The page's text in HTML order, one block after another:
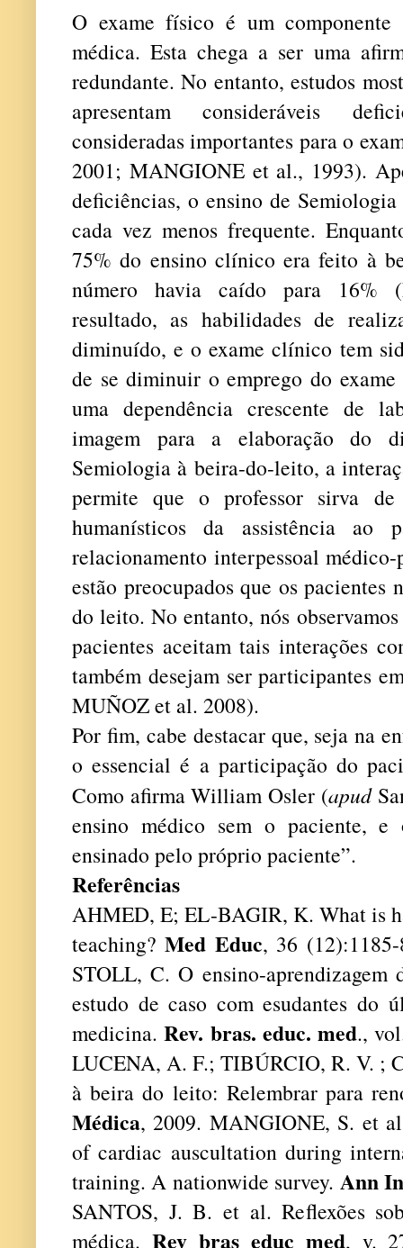
O exame físico é um componente
médica. Esta chega a ser uma
redundante. No entanto, estudos
apresentam consideráveis
consideradas importantes para o
2001; MANGIONE et al., 1993).
deficiências, o ensino de
cada vez menos frequente.
75% do ensino clínico era feito à
número havia caído para 16%
resultado, as habilidades de
diminuído, e o exame clínico tem
de se diminuir o emprego do
uma dependência crescente de
imagem para a elaboração do
Semiologia à beira-do-leito, a
permite que o professor sirva
humanísticos da assistência ao
relacionamento interpessoal
estão preocupados que os pacientes
do leito. No entanto, nós
pacientes aceitam tais interações
também desejam ser participantes
MUÑOZ et al. 2008).
Por fim, cabe destacar que, seja na
o essencial é a participação do
Como afirma William Osler (apud
ensino médico sem o paciente,
ensinado pelo próprio paciente”.
Referências
AHMED, E; EL-BAGIR, K. What is
teaching?Med Educ, 36
STOLL, C. O ensino-aprendizagem
estudo de caso com esudantes do
medicina.Rev. bras. educ. med.,
LUCENA, A. F.; TIBÚRCIO, R. V. ;
à beira do leito: Relembrar para
Médica, 2009. MANGIONE, S. et
of cardiac auscultation during
training. A nationwide survey. Ann
SANTOS, J. B. et al. Reflexões
médica. Rev bras educ med, v.